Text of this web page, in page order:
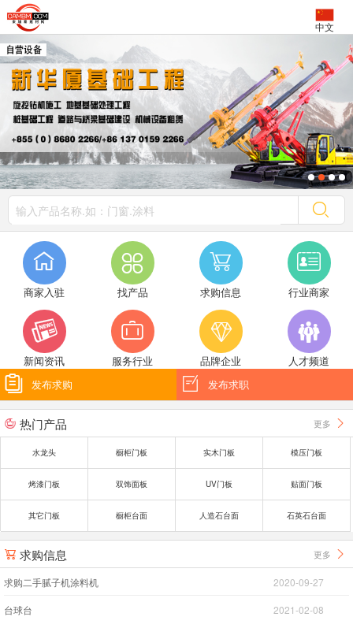
中文

商家入驻

找产品

求购信息

行业商家

新闻资讯

服务行业

品牌企业

人才频道
 发布求购  发布求职
 热门产品 更多 
水龙头 橱柜门板 实木门板 模压门板
烤漆门板 双饰面板 UV门板 贴面门板
其它门板 橱柜台面 人造石台面 石英石台面
 求购信息 更多 
求购二手腻子机涂料机 2020-09-27
台球台 2021-02-08